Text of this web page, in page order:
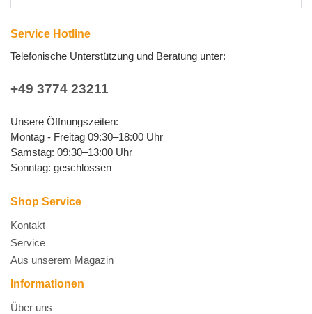
Service Hotline
Telefonische Unterstützung und Beratung unter:
+49 3774 23211
Unsere Öffnungszeiten:
Montag - Freitag 09:30–18:00 Uhr
Samstag: 09:30–13:00 Uhr
Sonntag: geschlossen
Shop Service
Kontakt
Service
Aus unserem Magazin
Informationen
Über uns